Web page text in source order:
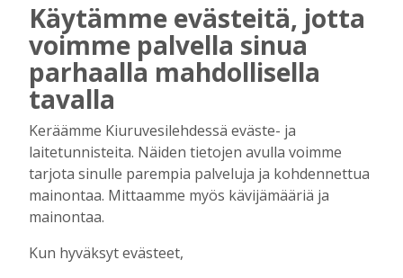
AIEMMIN AIHEESTA
Kaupunki tekee Iskelmäviikolla
yhteistyötä Rukajärvi-keskuksen kanssa
– Luvassa avoimet ovet ja muuta ohjelmaa
Tilaajille
Hanna Soini 8.6.2026 15:13
Pikkulotat kertoivat koululaisille,
minkälaista oli olla lapsi sota-aikaan:
“Kyllä sitä kaikenlaista työtä keksivät”
Tilaajille
Käytämme evästeitä, jotta
voimme palvella sinua
parhaalla mahdollisella
tavalla
Keräämme Kiuruvesilehdessä eväste- ja
laitetunnisteita. Näiden tietojen avulla voimme
tarjota sinulle parempia palveluja ja kohdennettua
mainontaa. Mittaamme myös kävijämääriä ja
mainontaa.
Kun hyväksyt evästeet,